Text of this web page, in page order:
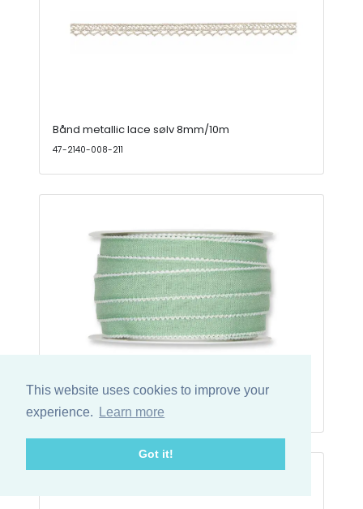
This website uses cookies to improve your
experience.
Learn more
Got it!
Bånd metallic lace sølv 8mm/10m
47-2140-008-211
Bånd mint m/hvid kant 25m
47-3326-015-128-25